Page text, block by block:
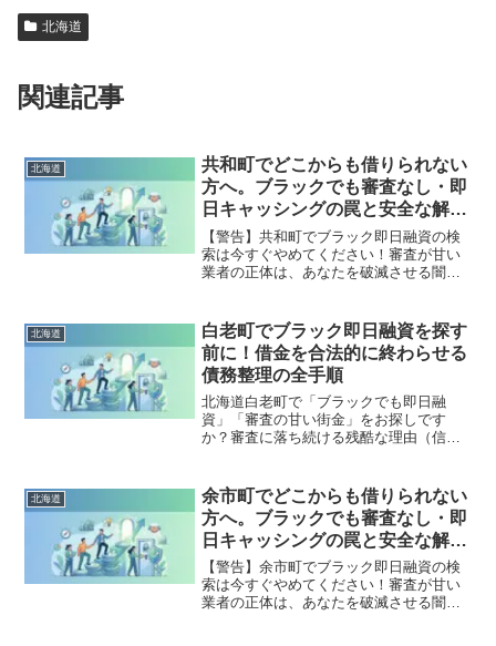
北海道
関連記事
北海道
共和町でどこからも借りられない
方へ。ブラックでも審査なし・即
日キャッシングの罠と安全な解決
策
【警告】共和町でブラック即日融資の検
索は今すぐやめてください！審査が甘い
業者の正体は、あなたを破滅させる闇金
町で違法業者を避け、借金地獄から抜け
出した方々の実体験と確実な解決策を完
全公開。
北海道
白老町でブラック即日融資を探す
前に！借金を合法的に終わらせる
債務整理の全手順
北海道白老町で「ブラックでも即日融
資」「審査の甘い街金」をお探しです
か？審査に落ち続ける残酷な理由（信用
まで徹底解説。多重債務の地獄から抜け
出し、合法的に借金を減額・免除する
「債務整理」の正しい知識と、今すぐ督
促を止める無料相談窓口をご案内しま
す。
北海道
余市町でどこからも借りられない
方へ。ブラックでも審査なし・即
日キャッシングの罠と安全な解決
策
【警告】余市町でブラック即日融資の検
索は今すぐやめてください！審査が甘い
業者の正体は、あなたを破滅させる闇金